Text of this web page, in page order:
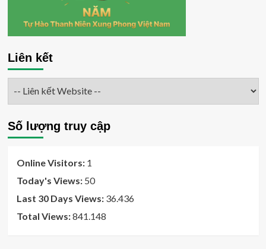
Liên kết
Số lượng truy cập
Online Visitors: 1
Today's Views: 50
Last 30 Days Views: 36.436
Total Views:841.148